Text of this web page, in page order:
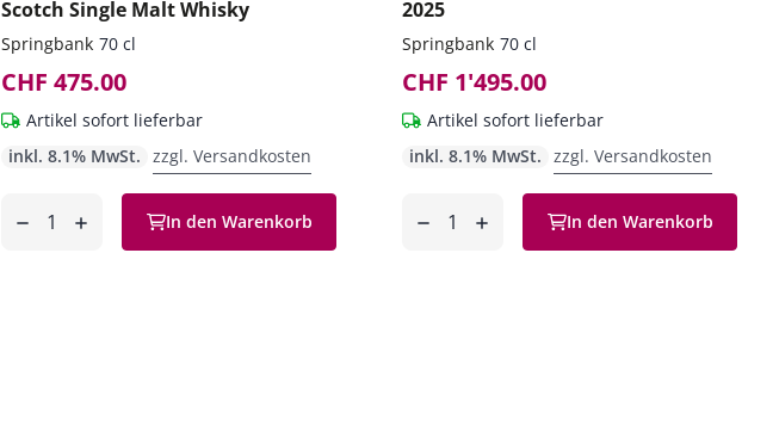
Scotch Single Malt Whisky
Springbank 70 cl
CHF 475.00
Artikel sofort lieferbar
inkl. 8.1% MwSt. zzgl. Versandkosten
In den Warenkorb
2025
Springbank 70 cl
CHF 1'495.00
Artikel sofort lieferbar
inkl. 8.1% MwSt. zzgl. Versandkosten
In den Warenkorb